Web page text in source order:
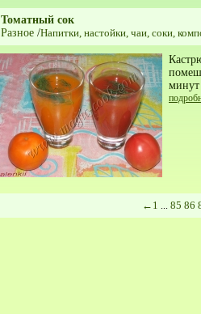
Томатный сок
Разное /Напитки, настойки, чаи, соки,
минут
← 1 ... 85 86